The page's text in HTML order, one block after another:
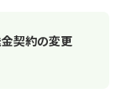
契約の変更